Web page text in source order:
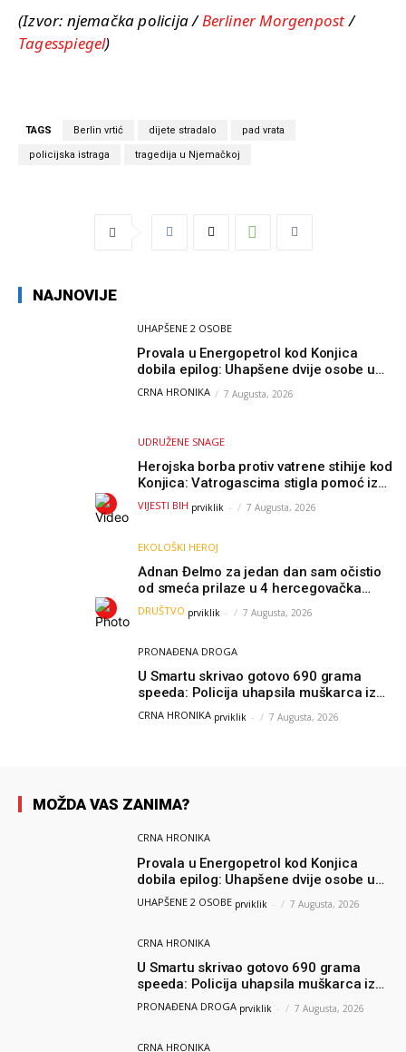
(Izvor: njemačka policija /Berliner Morgenpost/
Tagesspiegel)
TAGS Berlin vrtić dijete stradalo pad vrata
policijska istraga tragedija u Njemačkoj
NAJNOVIJE
UHAPŠENE 2 OSOBE
Provala u Energopetrol kod Konjica
dobila epilog: Uhapšene dvije osobe u
Čapljini i Jablanici
CRNA HRONIKA 7 Augusta, 2026
UDRUŽENE SNAGE
Herojska borba protiv vatrene stihije kod
Konjica: Vatrogascima stigla pomoć iz
Sarajeva, helikopteri i Air Tractori
udružili snage
VIJESTI BIH prviklik - 7 Augusta, 2026
EKOLOŠKI HEROJ
Adnan Đelmo za jedan dan sam očistio
od smeća prilaze u 4 hercegovačka
grada: “Danas nisam čistio samo smeće,
čistio sam sliku o nama”
DRUŠTVO prviklik - 7 Augusta, 2026
PRONAĐENA DROGA
U Smartu skrivao gotovo 690 grama
speeda: Policija uhapsila muškarca iz
Hercegovine
CRNA HRONIKA prviklik - 7 Augusta, 2026
MOŽDA VAS ZANIMA?
CRNA HRONIKA
Provala u Energopetrol kod Konjica
dobila epilog: Uhapšene dvije osobe u
Čapljini i Jablanici
UHAPŠENE 2 OSOBE prviklik - 7 Augusta, 2026
CRNA HRONIKA
U Smartu skrivao gotovo 690 grama
speeda: Policija uhapsila muškarca iz
Hercegovine
PRONAĐENA DROGA prviklik - 7 Augusta, 2026
CRNA HRONIKA